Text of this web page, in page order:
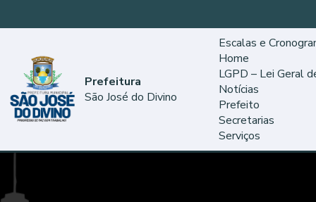
Prefeitura
São José do Divino
Escalas e
Home
LGPD – Lei Geral
Notícias
Prefeito
Secretarias
Serviços